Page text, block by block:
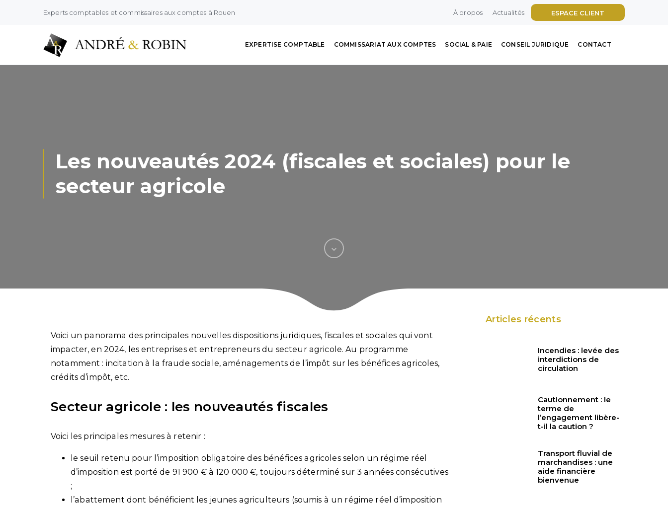
Experts comptables et commissaires aux comptes à Rouen ESPACE CLIENT
À propos Actualités
EXPERTISE COMPTABLE COMMISSARIAT AUX COMPTES SOCIAL & PAIE CONSEIL JURIDIQUE CONTACT
Les nouveautés 2024 (fiscales et sociales) pour le
secteur agricole
Voici un panorama des principales nouvelles dispositions juridiques, fiscales et sociales qui vont
impacter, en 2024, les entreprises et entrepreneurs du secteur agricole. Au programme
notamment : incitation à la fraude sociale, aménagements de l’impôt sur les bénéfices agricoles,
crédits d’impôt, etc.
Secteur agricole : les nouveautés fiscales
Voici les principales mesures à retenir :
le seuil retenu pour l’imposition obligatoire des bénéfices agricoles selon un régime réel
d’imposition est porté de 91 900 € à 120 000 €, toujours déterminé sur 3 années consécutives
;
l’abattement dont bénéficient les jeunes agriculteurs (soumis à un régime réel d’imposition
Articles récents
Incendies : levée des
interdictions de
circulation
Cautionnement : le
terme de
l’engagement libère-
t-il la caution ?
Transport fluvial de
marchandises : une
aide financière
bienvenue